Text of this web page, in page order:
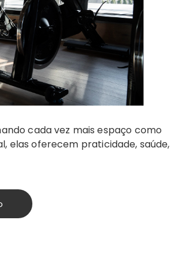
cada vez mais espaço como
elas oferecem praticidade, saúde,